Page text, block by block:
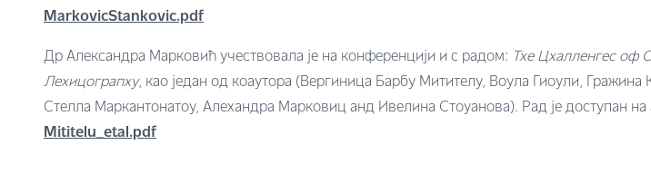
MarkovicStankovic.pdf
Др Александра Марковић учествовала је на конференцији и с радом:
Тхе Цхалленгес оф
Леxицограпхy, као један од коаутора (Вергиница Барбу Митителу, Воула Гиоули,
Стелла Маркантонатоу, Алеxандра Марковиц анд Ивелина Стоyанова). Рад је доступан на
Mititelu_etal.pdf